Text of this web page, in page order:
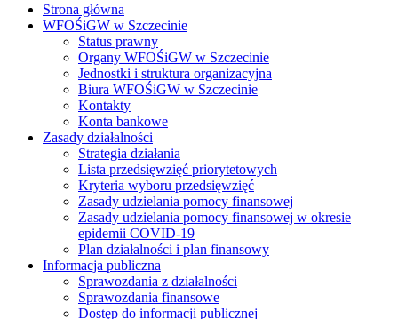
Strona główna
WFOŚiGW w Szczecinie
Status prawny
Organy WFOŚiGW w Szczecinie
Jednostki i struktura organizacyjna
Biura WFOŚiGW w Szczecinie
Kontakty
Konta bankowe
Zasady działalności
Strategia działania
Lista przedsięwzięć priorytetowych
Kryteria wyboru przedsięwzięć
Zasady udzielania pomocy finansowej
Zasady udzielania pomocy finansowej w okresie
epidemii COVID-19
Plan działalności i plan finansowy
Informacja publiczna
Sprawozdania z działalności
Sprawozdania finansowe
Dostęp do informacji publicznej